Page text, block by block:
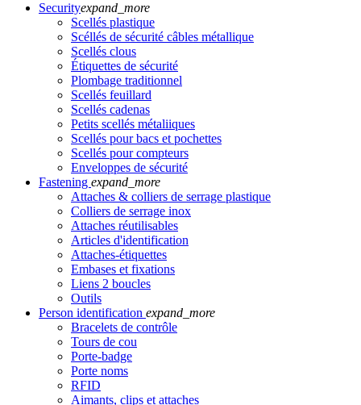
Securityexpand_more
Scellés plastique
Scéllés de sécurité câbles métallique
Scellés clous
Étiquettes de sécurité
Plombage traditionnel
Scellés feuillard
Scellés cadenas
Petits scellés métaliiques
Scellés pour bacs et pochettes
Scellés pour compteurs
Enveloppes de sécurité
Fastening expand_more
Attaches & colliers de serrage plastique
Colliers de serrage inox
Attaches réutilisables
Articles d'identification
Attaches-étiquettes
Embases et fixations
Liens 2 boucles
Outils
Person identification expand_more
Bracelets de contrôle
Tours de cou
Porte-badge
Porte noms
RFID
Aimants, clips et attaches